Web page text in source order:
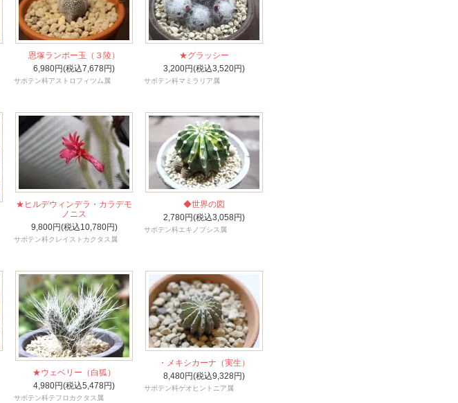
恩塚ランポー玉（３陵）
6,980円(税込7,678円)
サボテン科アストロフィツム属
★グラッシー
3,200円(税込3,520円)
サボテン科マミラリア属
★ヒルデウィンデラ・カラデモ
ノニス
9,800円(税込10,780円)
サボテン科クレイストカクタス属
◆世界の図
2,780円(税込3,058円)
サボテン科エキノプシス属
★ウェベリー（白狐）
4,980円(税込5,478円)
サボテン科テフロカクタス属
・メキシカーナ（実生）
8,480円(税込9,328円)
サボテン科ゲオヒントニア属